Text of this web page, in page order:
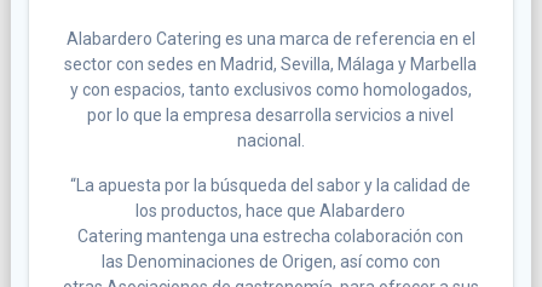
Alabardero Catering es una marca de referencia en el
sector con sedes en Madrid, Sevilla, Málaga y Marbella
y con espacios, tanto exclusivos como homologados,
por lo que la empresa desarrolla servicios a nivel
nacional.
“La apuesta por la búsqueda del sabor y la calidad de
los productos, hace que Alabardero
Catering mantenga una estrecha colaboración con
las Denominaciones de Origen, así como con